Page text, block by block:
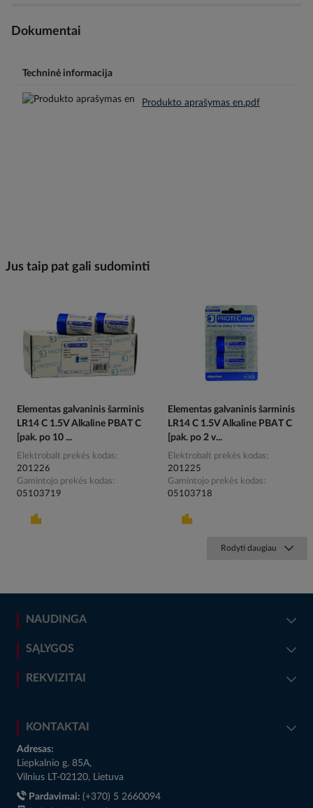
Dokumentai
Techninė informacija
Produkto aprašymas en.pdf
Jus taip pat gali sudominti
Elementas galvaninis šarminis
LR14 C 1.5V Alkaline PBAT C
[pak. po 10 ...
Elektrobalt prekės kodas
201226
Gamintojo prekės kodas
05103719
Elementas galvaninis šarminis
LR14 C 1.5V Alkaline PBAT C
[pak. po 2 v...
Elektrobalt prekės kodas
201225
Gamintojo prekės kodas
05103718
Rodyti daugiau
NAUDINGA
SĄLYGOS
REKVIZITAI
KONTAKTAI
Adresas:
Liepkalnio g. 85A,
Vilnius LT-02120, Lietuva
Pardavimai: (+370) 5 2660094